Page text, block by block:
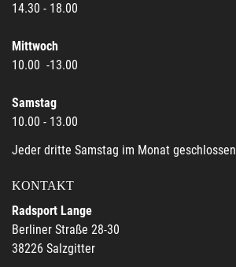
14.30 - 18.00
Mittwoch
10.00 -13.00
Samstag
10.00 - 13.00
Jeder dritte Samstag im Monat geschlossen
KONTAKT
Radsport Lange
Berliner Straße 28-30
38226 Salzgitter